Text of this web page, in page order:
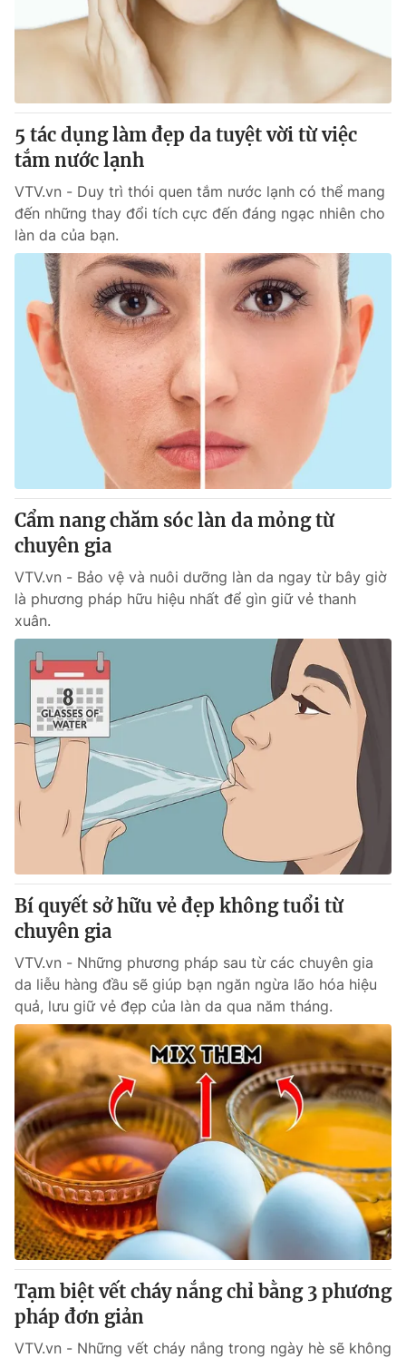
5 tác dụng làm đẹp da tuyệt vời từ việc
tắm nước lạnh
VTV.vn - Duy trì thói quen tắm nước lạnh có thể mang
đến những thay đổi tích cực đến đáng ngạc nhiên cho
làn da của bạn.
Cẩm nang chăm sóc làn da mỏng từ
chuyên gia
VTV.vn - Bảo vệ và nuôi dưỡng làn da ngay từ bây giờ
là phương pháp hữu hiệu nhất để gìn giữ vẻ thanh
xuân.
Bí quyết sở hữu vẻ đẹp không tuổi từ
chuyên gia
VTV.vn - Những phương pháp sau từ các chuyên gia
da liễu hàng đầu sẽ giúp bạn ngăn ngừa lão hóa hiệu
quả, lưu giữ vẻ đẹp của làn da qua năm tháng.
Tạm biệt vết cháy nắng chỉ bằng 3 phương
pháp đơn giản
VTV.vn - Những vết cháy nắng trong ngày hè sẽ không